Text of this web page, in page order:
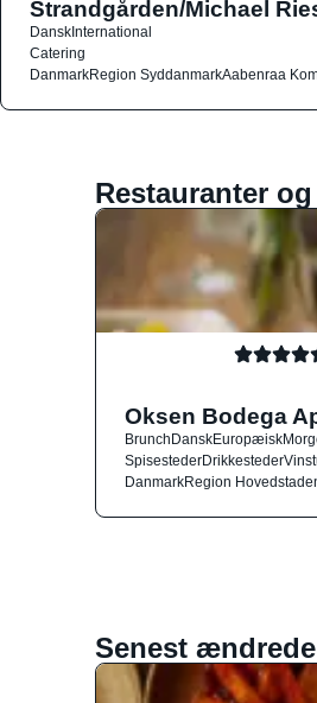
Strandgården/Michael
DanskInternational
Catering
DanmarkRegion SyddanmarkAabenraa
Restauranter
Oksen Bodega
BrunchDanskEuropæisk
SpisestederDrikkesteder
DanmarkRegion
Senest